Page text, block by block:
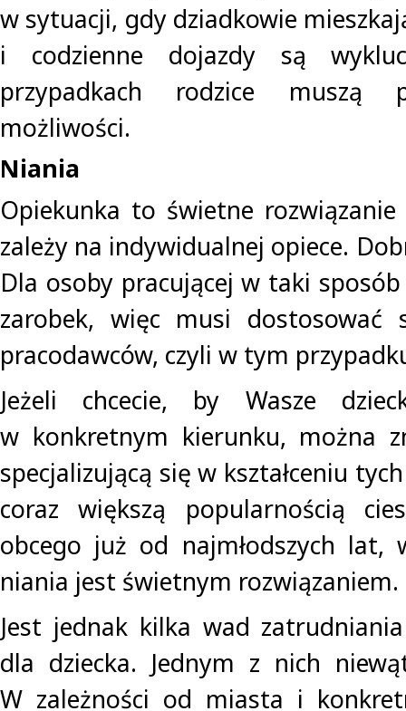
w sytuacji, gdy dziadkowie
i codzienne dojazdy są
przypadkach rodzice muszą
możliwości.
Niania
Opiekunka to świetne
zależy na indywidualnej opiece.
Dla osoby pracującej w taki
zarobek, więc musi dostosować
pracodawców, czyli w tym
Jeżeli chcecie, by Wasze
w konkretnym kierunku, można
specjalizującą się w kształceniu
coraz większą popularnością
obcego już od najmłodszych lat,
niania jest świetnym rozwiązaniem.
Jest jednak kilka wad
dla dziecka. Jednym z nich
W zależności od miasta i